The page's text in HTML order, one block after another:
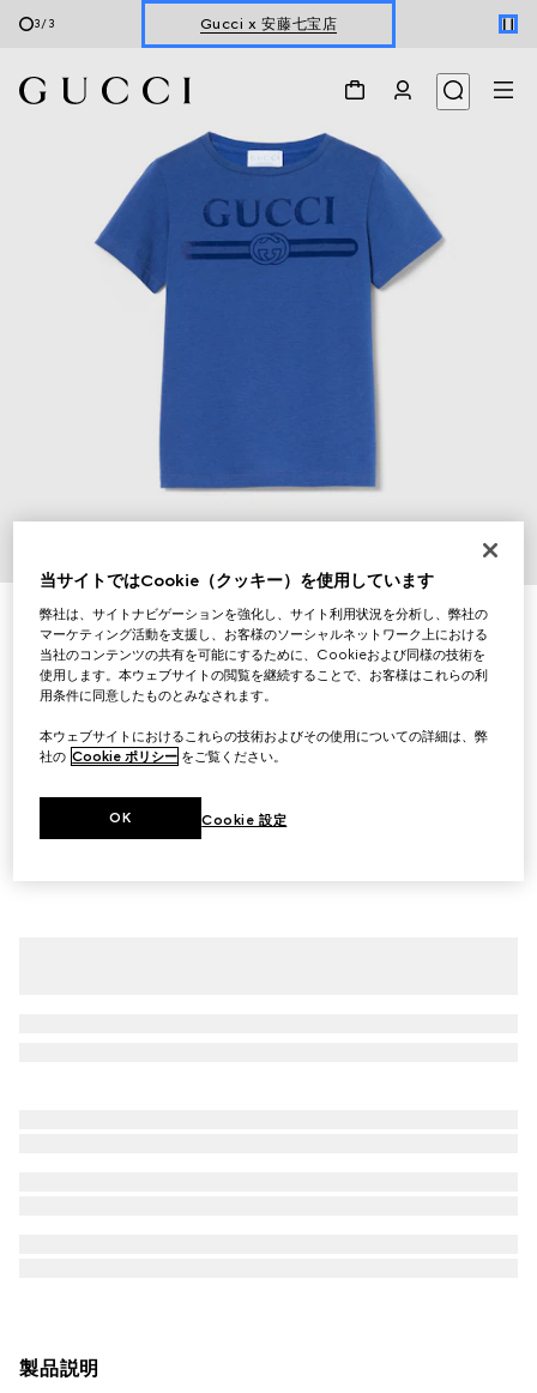
3/3 Gucci x 安藤七宝店
〔チルドレンズ〕プリント コットン Tシャツ
￥35,200
（税込）
バリエーションブルー
製品説明
当サイトではCookie（クッキー）を使用しています
弊社は、サイトナビゲーションを強化し、サイト利用状況を分析し、弊社の
マーケティング活動を支援し、お客様のソーシャルネットワーク上における
当社のコンテンツの共有を可能にするために、Cookieおよび同様の技術を
使用します。本ウェブサイトの閲覧を継続することで、お客様はこれらの利
用条件に同意したものとみなされます。
本ウェブサイトにおけるこれらの技術およびその使用についての詳細は、弊
社の Cookie ポリシー をご覧ください。
Cookie 設定
OK